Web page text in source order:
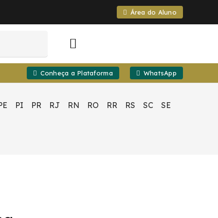
Área do Aluno
Conheça a Plataforma WhatsApp
PI PR RJ RN RO RR RS SC SE